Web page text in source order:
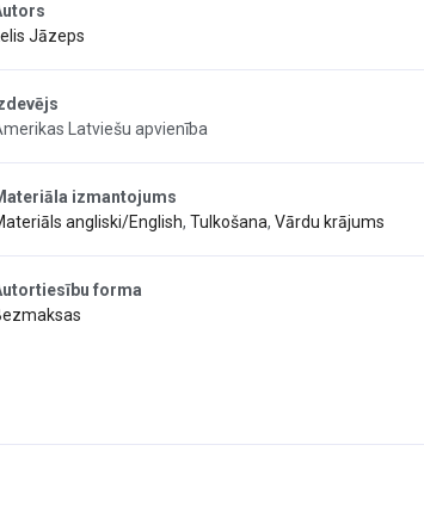
Jāzeps
Latviešu apvienība
izmantojums
angliski/English, Tulkošana, Vārdu krājums
forma